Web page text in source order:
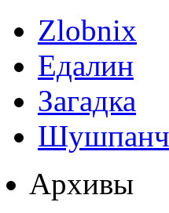
Zlobnix
Едалин
Загадка
Архивы